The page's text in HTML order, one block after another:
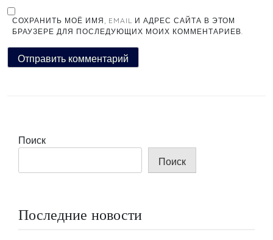
СОХРАНИТЬ МОЁ ИМЯ, EMAIL И АДРЕС САЙТА В ЭТОМ
БРАУЗЕРЕ ДЛЯ ПОСЛЕДУЮЩИХ МОИХ КОММЕНТАРИЕВ.
Поиск
Поиск
Последние новости